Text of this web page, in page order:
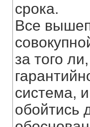
срока.
Все
за того
система,
обойтись